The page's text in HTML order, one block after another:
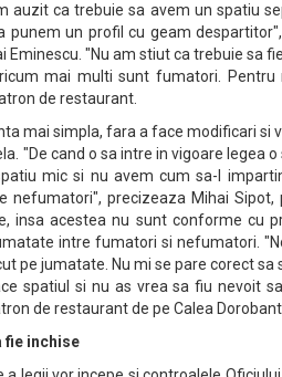
auzit ca trebuie sa avem un spatiu
punem un profil cu geam
Eminescu. "Nu am stiut ca trebuie sa
mai multi sunt fumatori. Pentru
de restaurant.
mai simpla, fara a face modificari si
"De cand o sa intre in vigoare legea
mic si nu avem cum sa-l
nefumatori", precizeaza Mihai Sipot,
insa acestea nu sunt conforme cu
intre fumatori si nefumatori.
pe jumatate. Nu mi se pare corect sa
spatiul si nu as vrea sa fiu nevoit
de restaurant de pe Calea
fie inchise